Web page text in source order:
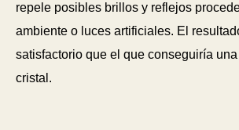
repele posibles brillos y reflejos
ambiente o luces artificiales. El
satisfactorio que el que conseguiría
cristal.